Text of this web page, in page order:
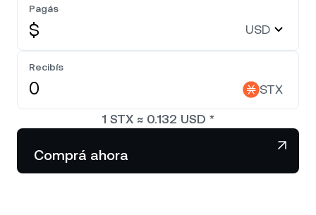
Nexo Card
Línea de Crédito
Zero-interest Credit
Acciones
White Label
Payment Gateway
Bitcoin BTC 0,32 %
0,10 %
NEXO Token NEXO 0,66 %
Tether
Acerca de
Seguridad
Asociaciones
Centro de ayuda
Pagás
$ USD
Recibís
STX
1 STX ≈ 0.132 USD *
Comprá ahora